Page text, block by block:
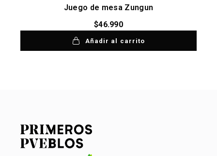
Juego de mesa Zungun
$46.990
Añadir al carrito